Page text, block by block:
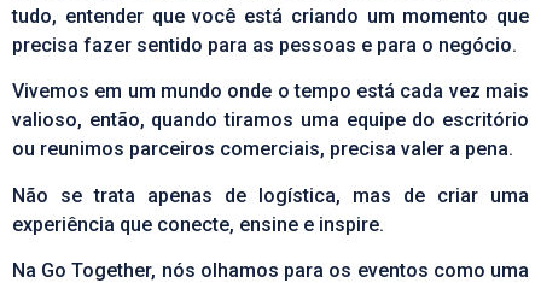
tudo, entender que você está criando um momento que
precisa fazer sentido para as pessoas e para o negócio.
Vivemos em um mundo onde o tempo está cada vez mais
valioso, então, quando tiramos uma equipe do escritório
ou reunimos parceiros comerciais, precisa valer a pena.
Não se trata apenas de logística, mas de criar uma
experiência que conecte, ensine e inspire.
Na Go Together, nós olhamos para os eventos como uma